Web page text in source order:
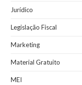
Jurídico
Legislação Fiscal
Marketing
Material Gratuito
MEI